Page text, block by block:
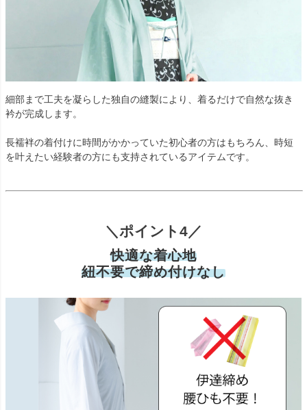
細部まで工夫を凝らした独自の縫製により、着るだけで自然な抜き
衿が完成します。
長襦袢の着付けに時間がかかっていた初心者の方はもちろん、時短
を叶えたい経験者の方にも支持されているアイテムです。
＼ポイント4／
快適な着心地
紐不要で締め付けなし